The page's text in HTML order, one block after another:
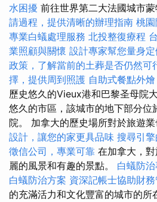
水困擾 前往世界第二大法國城市蒙
請過程，提供清晰的辦理指南 桃
專業白蟻處理服務 北投整復療程
業照顧與關懷 設計專家幫您量身
政策，了解當前的土葬是否仍然可
擇，提供周到照護 自助式餐點外
歷史悠久的Vieux港和巴黎圣母院
悠久的市區，該城市的地下部分位
院。 加拿大的歷史場所對於旅遊業
設計，讓您的家更具品味 搜尋引
徵信公司，專業可靠 在加拿大，
麗的風景和有趣的景點。 白蟻防
白蟻防治方案 資深記帳士協助財
的充滿活力和文化豐富的城市的所